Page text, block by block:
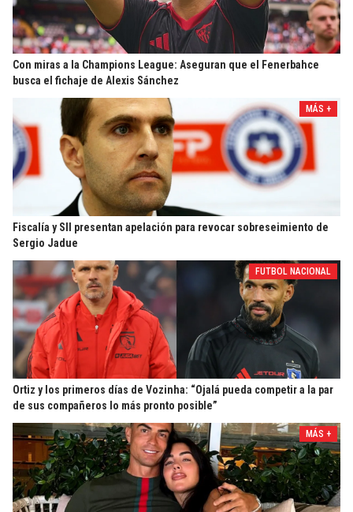
Con miras a la Champions League: Aseguran que el Fenerbahce
busca el fichaje de Alexis Sánchez
MÁS +
Fiscalía y SII presentan apelación para revocar sobreseimiento de
Sergio Jadue
FUTBOL NACIONAL
Ortiz y los primeros días de Vozinha: “Ojalá pueda competir a la par
de sus compañeros lo más pronto posible”
MÁS +